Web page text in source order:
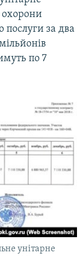
охорони
послуги за два
по 7
унітарне